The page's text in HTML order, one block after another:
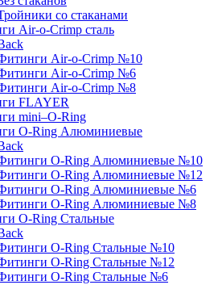
со стаканами
Air-o-Crimp сталь
Air-o-Crimp №10
Air-o-Crimp №6
Air-o-Crimp №8
FLAYER
mini–O-Ring
O-Ring Алюминиевые
O-Ring Алюминиевые №10
O-Ring Алюминиевые №12
O-Ring Алюминиевые №6
O-Ring Алюминиевые №8
O-Ring Стальные
O-Ring Стальные №10
O-Ring Стальные №12
O-Ring Стальные №6